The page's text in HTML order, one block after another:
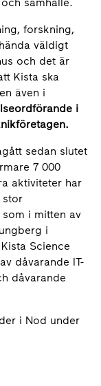
forskning,
väldigt
och det är
Kista ska
även i
i
sedan slutet
7 000
aktiviteter har
stor
i mitten av
i
Science
dåvarande IT-
dåvarande
i Nod under